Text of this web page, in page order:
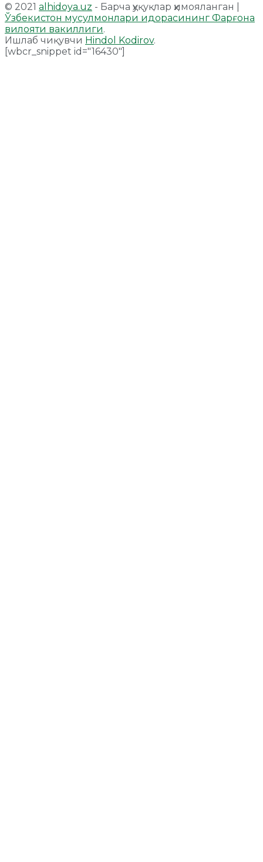
© 2021 alhidoya.uz - Барча ҳуқуқлар ҳимояланган |
Ўзбекистон мусулмонлари идорасининг Фарғона
вилояти вакиллиги.
Ишлаб чиқувчи Hindol Kodirov.
[wbcr_snippet id="16430"]